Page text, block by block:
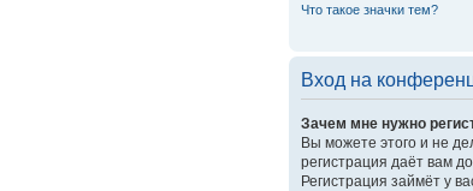
Что такое значки тем?
Вход на
Зачем мне нужно
Вы можете этого и не
регистрация даёт вам
Регистрация займёт у